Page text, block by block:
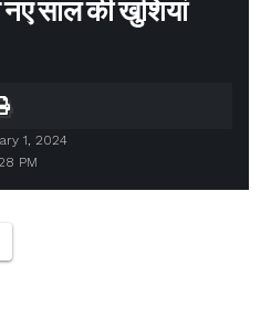
नए साल की खुशियां
PM
1, 2024